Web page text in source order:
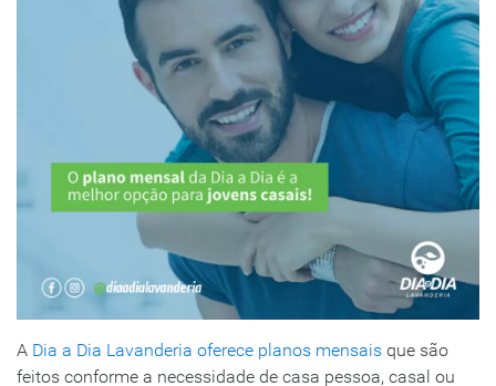
A Dia a Dia Lavanderia oferece planos mensais que são
feitos conforme a necessidade de casa pessoa, casal ou